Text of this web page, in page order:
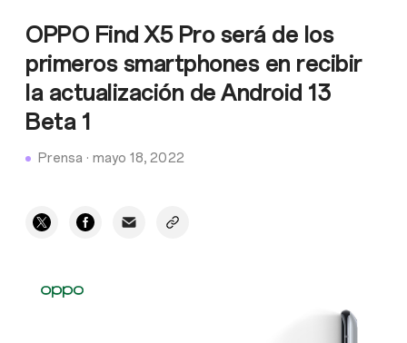
OPPO Find X5 Pro será de los
primeros smartphones en recibir
la actualización de Android 13
Beta 1
Prensa · mayo 18, 2022